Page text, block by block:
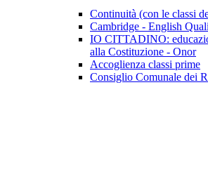
Continuità (con le classi
Cambridge - English
IO CITTADINO:
alla Costituzione - Onor
Accoglienza classi prime
Consiglio Comunale dei